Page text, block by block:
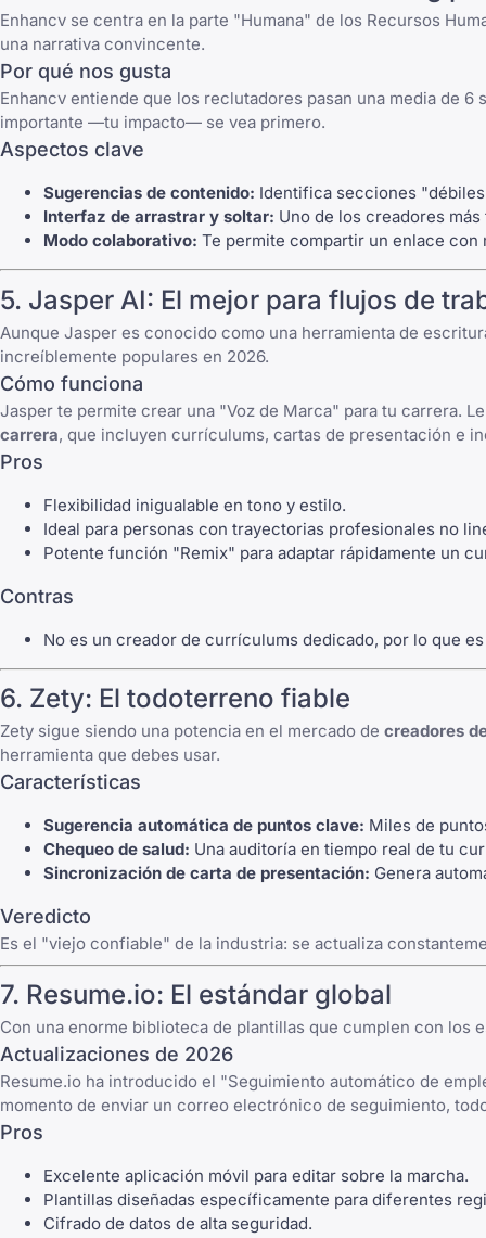
Enhancv se centra en la parte "Humana" de los Recursos
una narrativa convincente.
Por qué nos gusta
Enhancv entiende que los reclutadores pasan una media de
importante —tu impacto— se vea primero.
Aspectos clave
Sugerencias de contenido: Identifica secciones
Interfaz de arrastrar y soltar: Uno de los creadores
Modo colaborativo: Te permite compartir un enlace
5. Jasper AI: El mejor para flujos de
Aunque Jasper es conocido como una herramienta de
increíblemente populares en 2026.
Cómo funciona
Jasper te permite crear una "Voz de Marca" para tu carrera.
carrera, que incluyen currículums, cartas de presentación e
Pros
Flexibilidad inigualable en tono y estilo.
Ideal para personas con trayectorias profesionales no
Potente función "Remix" para adaptar rápidamente un
Contras
No es un creador de currículums dedicado, por lo que
6. Zety: El todoterreno fiable
Zety sigue siendo una potencia en el mercado de creadores
herramienta que debes usar.
Características
Sugerencia automática de puntos clave: Miles de
Chequeo de salud: Una auditoría en tiempo real de tu
Sincronización de carta de presentación: Genera
Veredicto
Es el "viejo confiable" de la industria: se actualiza
7. Resume.io: El estándar global
Con una enorme biblioteca de plantillas que cumplen con los
Actualizaciones de 2026
Resume.io ha introducido el "Seguimiento automático de
momento de enviar un correo electrónico de seguimiento,
Pros
Excelente aplicación móvil para editar sobre la marcha.
Plantillas diseñadas específicamente para diferentes
Cifrado de datos de alta seguridad.